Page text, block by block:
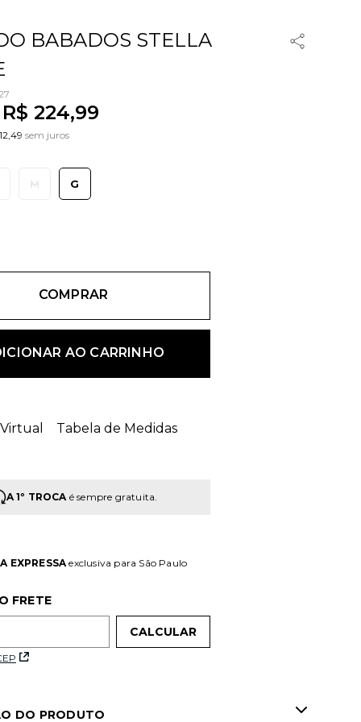
BABADOS STELLA
R$ 224,99
sem juros
M G
COMPRAR
AO CARRINHO
Tabela de Medidas
A 1º TROCAé sempre gratuita.
EXPRESSAexclusiva para São Paulo
FRETE
DO PRODUTO